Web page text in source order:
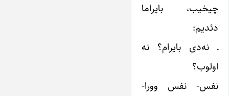
چیخیب، بایراما
دئدیم:
ـ نه‌دى بایرام؟ نه
اولوب؟
نفس- نفس وورا-